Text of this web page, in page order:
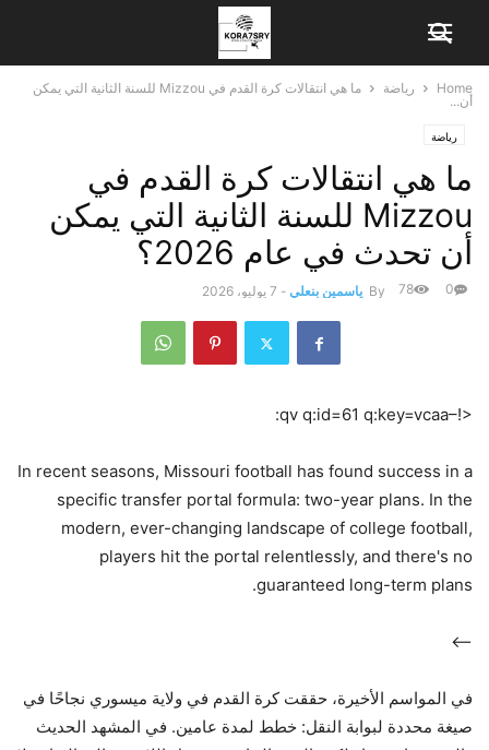
Home رياضة
ما هي انتقالات كرة القدم في Mizzou للسنة الثانية التي يمكن
أن...
رياضة
ما هي انتقالات كرة القدم في
Mizzou للسنة الثانية التي يمكن
أن تحدث في عام 2026؟
By ياسمين بنعلي - 7 يوليو، 2026 0
78
<!–qv q:id=61 q:key=vcaa:
In recent seasons, Missouri football has found success in a
specific transfer portal formula: two-year plans. In the
modern, ever-changing landscape of college football,
players hit the portal relentlessly, and there's no
guaranteed long-term plans.
–>
في المواسم الأخيرة، حققت كرة القدم في ولاية ميسوري نجاحًا في
صيغة محددة لبوابة النقل: خطط لمدة عامين. في المشهد الحديث